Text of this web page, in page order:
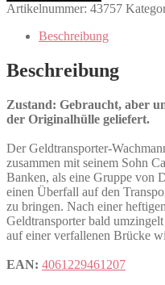
Artikelnummer: 43757
Beschreibung
Beschreibung
Zustand: Gebraucht, aber
der Originalhülle geliefert.
Der Geldtransporter-
zusammen mit seinem Sohn
Banken, als eine Gruppe von
einen Überfall auf den
zu bringen. Nach einer
Geldtransporter bald
auf einer verfallenen Brücke
EAN: 4061229461207